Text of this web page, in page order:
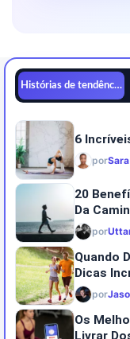
Histórias de tendências
6
por
20
Da
por
Quando
Dicas
por
Os
Livrar